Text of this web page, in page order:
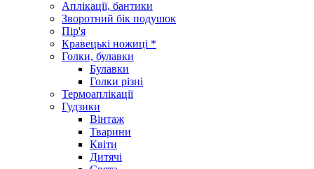
Аплікації, бантики
Зворотний бік подушок
Пір'я
Кравецькі ножиці *
Голки, булавки
Булавки
Голки різні
Термоаплікації
Гудзики
Вінтаж
Тварини
Квіти
Дитячі